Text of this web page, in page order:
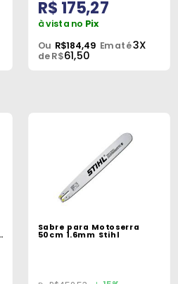
R$ 175,27
à vista no Pix
Ou R$184,49 Em até3X
de R$61,50
Sabre para Motoserra
50cm 1.6mm Stihl